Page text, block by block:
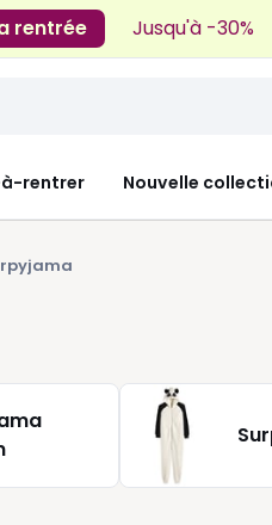
rentrée Jusqu'à -30%
rentrer Nouvelle